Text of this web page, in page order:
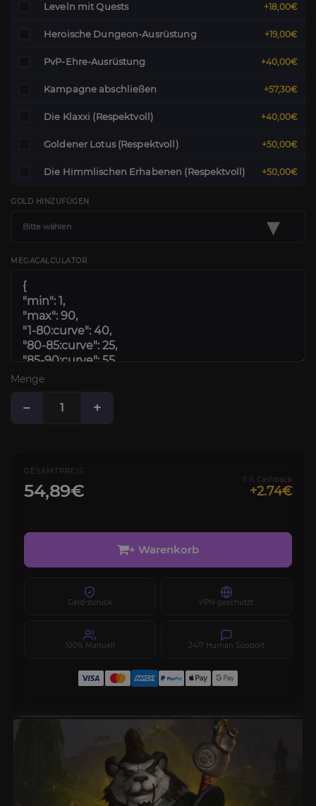
Leveln mit Quests +18,00€
Heroische Dungeon-Ausrüstung +19,00€
PvP-Ehre-Ausrüstung +40,00€
Kampagne abschließen +57,30€
Die Klaxxi (Respektvoll) +40,00€
Goldener Lotus (Respektvoll) +50,00€
Die Himmlischen Erhabenen (Respektvoll) +50,00€
GOLD HINZUFÜGEN
Bitte wählen ▾
MEGACALCULATOR
Menge
− +
GESAMTPREIS
54,89€
5 % Cashback
+2.74€
+ Warenkorb
Geld-zurück VPN-geschützt
100% Manuell 24/7 Human Support